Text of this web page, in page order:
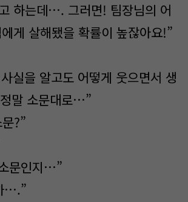
하는데…. 그러면! 팀장님의 어
게 살해됐을 확률이 높잖아요!”
실을 알고도 어떻게 웃으면서 생
말 소문대로…”
?”
문인지…”
….”